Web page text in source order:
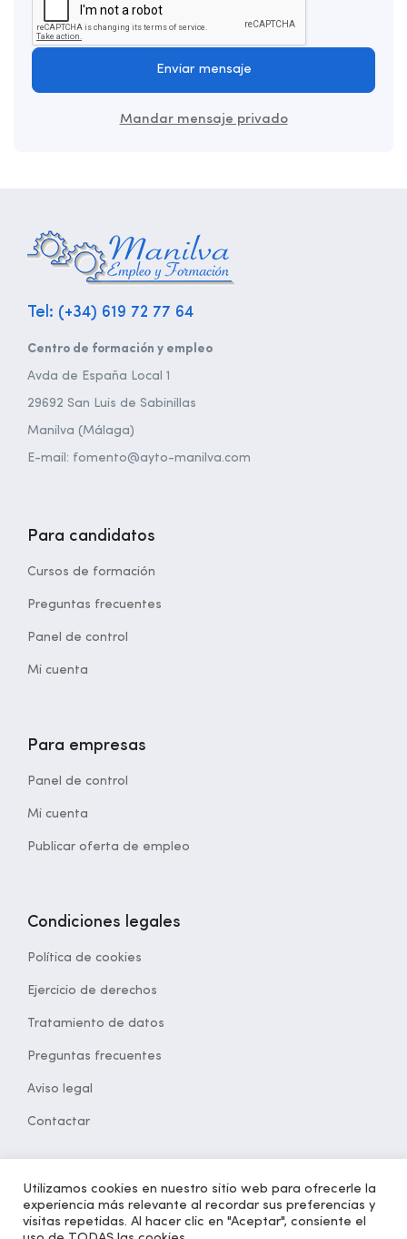
Enviar mensaje
Mandar mensaje privado
Tel: (+34) 619 72 77 64
Centro de formación y empleo
Avda de España Local 1
29692 San Luis de Sabinillas
Manilva (Málaga)
E-mail: fomento@ayto-manilva.com
Para candidatos
Cursos de formación
Preguntas frecuentes
Panel de control
Mi cuenta
Para empresas
Panel de control
Mi cuenta
Publicar oferta de empleo
Condiciones legales
Política de cookies
Ejercicio de derechos
Tratamiento de datos
Preguntas frecuentes
Aviso legal
Contactar
© 2021 Desarrollado poropcion5.com| Todos los derechos
reservados | Versión 1.2
Utilizamos cookies en nuestro sitio web para ofrecerle la
experiencia más relevante al recordar sus preferencias y
visitas repetidas. Al hacer clic en "Aceptar", consiente el